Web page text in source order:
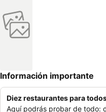
Información importante
Diez restaurantes para
Aquí podrás probar de todo: